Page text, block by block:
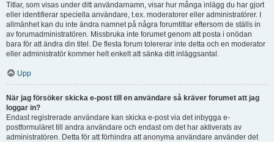
Titlar, som visas under ditt användarnamn, visar hur många inlägg du har gjort
eller identifierar speciella användare, t.ex. moderatorer eller administratörer. I
allmänhet kan du inte ändra namnet på några forumtitlar eftersom de ställs in
av forumadministratören. Missbruka inte forumet genom att posta i onödan
bara för att ändra din titel. De flesta forum tolererar inte detta och en moderator
eller administratör kommer helt enkelt att sänka ditt inläggsantal.
Upp
När jag försöker skicka e-post till en användare så kräver forumet att jag
loggar in?
Endast registrerade användare kan skicka e-post via det inbygga e-
postformuläret till andra användare och endast om det har aktiverats av
administratören. Detta för att förhindra att anonyma användare använder det